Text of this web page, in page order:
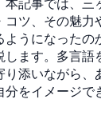
コツ、その魅力
ようになったの
します。多言語
り添いながら、
分をイメージで